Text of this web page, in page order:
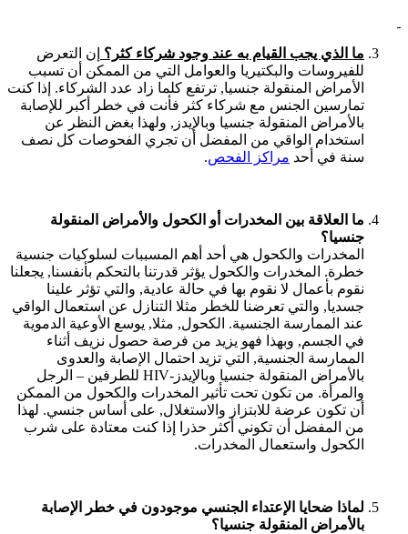
ما الذي يجب القيام به عند وجود شركاء كثر؟ إن التعرض
للفيروسات والبكتيريا والعوامل التي من الممكن أن تسبب
الأمراض المنقولة جنسيا, ترتفع كلما زاد عدد الشركاء. إذا كنت
تمارسين الجنس مع شركاء كثر فأنت في خطر أكبر للإصابة
بالأمراض المنقولة جنسيا وبالإيدز, ولهذا بغض النظر عن
استخدام الواقي من المفضل أن تجري الفحوصات كل نصف
سنة في أحد مراكز الفحص.
ما العلاقة بين المخدرات أو الكحول والأمراض المنقولة
جنسيا؟
المخدرات والكحول هي أحد أهم المسببات لسلوكيات جنسية
خطرة. المخدرات والكحول يؤثر قدرتنا بالتحكم بأنفسنا, يجعلنا
نقوم بأعمال لا نقوم بها في حالة عادية, والتي تؤثر علينا
جسديا, والتي تعرضنا للخطر مثلا التنازل عن استعمال الواقي
عند الممارسة الجنسية. الكحول, مثلا, يوسع الأوعية الدموية
في الجسم, وبهذا فهو يزيد من فرصة حصول نزيف أثناء
الممارسة الجنسية, التي تزيد احتمال الإصابة والعدوى
بالأمراض المنقولة جنسيا وبالإيدز-HIV للطرفين – الرجل
والمرأة. من تكون تحت تأثير المخدرات والكحول من الممكن
أن تكون عرضة للابتزاز والاستغلال, على أساس جنسي. لهذا
من المفضل أن تكوني أكثر حذرا إذا كنت معتادة على شرب
الكحول واستعمال المخدرات.
لماذا ضحايا الإعتداء الجنسي موجودون في خطر الإصابة
بالأمراض المنقولة جنسيا؟